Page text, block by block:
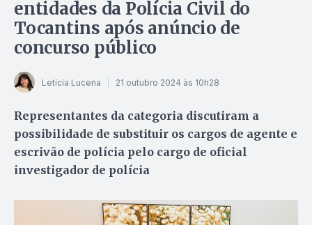
entidades da Polícia Civil do
Tocantins após anúncio de
concurso público
Letícia Lucena 21 outubro 2024 às 10h28
Representantes da categoria discutiram a
possibilidade de substituir os cargos de agente e
escrivão de polícia pelo cargo de oficial
investigador de polícia